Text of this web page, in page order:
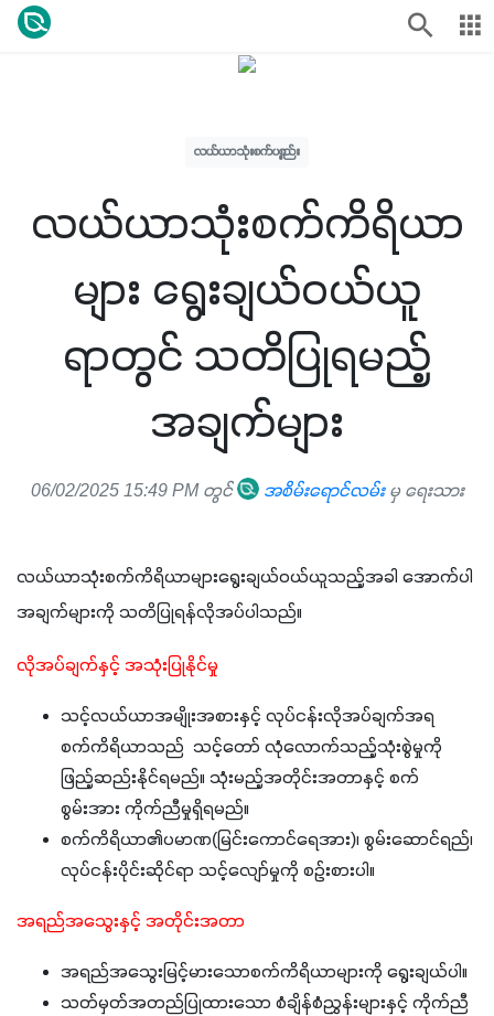
လယ်ယာသုံးစက်ပစ္စည်း
လယ်ယာသုံးစက်ကိရိယာ
များ ရွေးချယ်ဝယ်ယူ
ရာတွင် သတိပြုရမည့်
အချက်များ
06/02/2025 15:49 PM တွင် အစိမ်းရောင်လမ်းမှ ရေးသား
လယ်ယာသုံးစက်ကိရိယာများရွေးချယ်ဝယ်ယူသည့်အခါ အောက်ပါ
အချက်များကို သတိပြုရန်လိုအပ်ပါသည်။
လိုအပ်ချက်နှင့် အသုံးပြုနိုင်မှု
သင့်လယ်ယာအမျိုးအစားနှင့် လုပ်ငန်းလိုအပ်ချက်အရ
စက်ကိရိယာသည် သင့်တော် လုံလောက်သည့်သုံးစွဲမှုကို
ဖြည့်ဆည်းနိုင်ရမည်။ သုံးမည့်အတိုင်းအတာနှင့် စက်
စွမ်းအား ကိုက်ညီမှုရှိရမည်။
စက်ကိရိယာ၏ပမာဏ(မြင်းကောင်ရေအား)၊ စွမ်းဆောင်ရည်၊
လုပ်ငန်းပိုင်းဆိုင်ရာ သင့်လျော်မှုကို စဉ်းစားပါ။
အရည်အသွေးနှင့် အတိုင်းအတာ
အရည်အသွေးမြင့်မားသောစက်ကိရိယာများကို ရွေးချယ်ပါ။
သတ်မှတ်အတည်ပြုထားသော စံချိန်စံညွှန်းများနှင့် ကိုက်ညီ